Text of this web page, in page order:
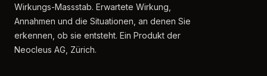
Wirkungs-Massstab. Erwartete Wirkung,
Annahmen und die Situationen, an denen Sie
erkennen, ob sie entsteht. Ein Produkt der
Neocleus AG, Zürich.